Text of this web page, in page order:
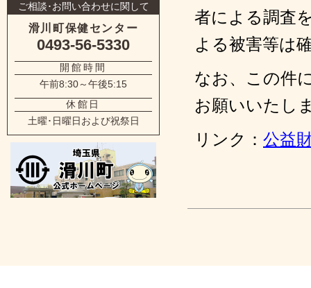
者による調査
よる被害等は
なお、この件
お願いいたし
リンク： 公益
ご相談･お問い合わせに関して
滑川町保健センター
0493-56-5330
開館時間
午前8:30～午後5:15
休館日
土曜･日曜日および祝祭日